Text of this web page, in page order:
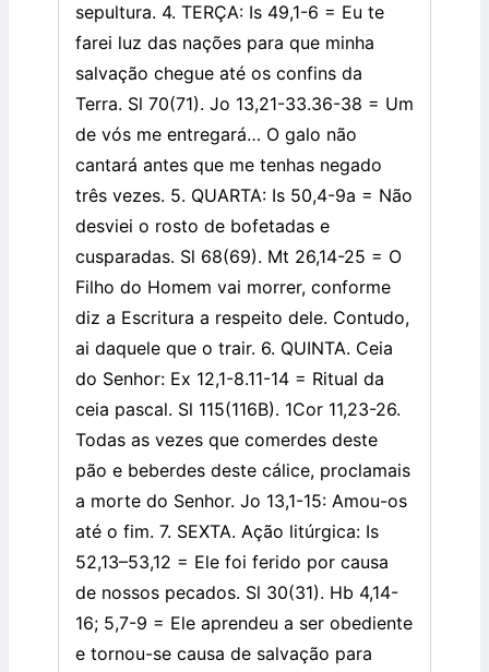
sepultura. 4. TERÇA: Is 49,1-6 = Eu te
farei luz das nações para que minha
salvação chegue até os confins da
Terra. Sl 70(71). Jo 13,21-33.36-38 = Um
de vós me entregará… O galo não
cantará antes que me tenhas negado
três vezes. 5. QUARTA: Is 50,4-9a = Não
desviei o rosto de bofetadas e
cusparadas. Sl 68(69). Mt 26,14-25 = O
Filho do Homem vai morrer, conforme
diz a Escritura a respeito dele. Contudo,
ai daquele que o trair. 6. QUINTA. Ceia
do Senhor: Ex 12,1-8.11-14 = Ritual da
ceia pascal. Sl 115(116B). 1Cor 11,23-26.
Todas as vezes que comerdes deste
pão e beberdes deste cálice, proclamais
a morte do Senhor. Jo 13,1-15: Amou-os
até o fim. 7. SEXTA. Ação litúrgica: Is
52,13–53,12 = Ele foi ferido por causa
de nossos pecados. Sl 30(31). Hb 4,14-
16; 5,7-9 = Ele aprendeu a ser obediente
e tornou-se causa de salvação para